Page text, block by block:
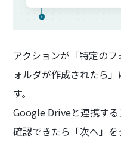
アクションが「特定の
ォルダが作成されたら
す。
Google Driveと連携する
確認できたら「次へ」を